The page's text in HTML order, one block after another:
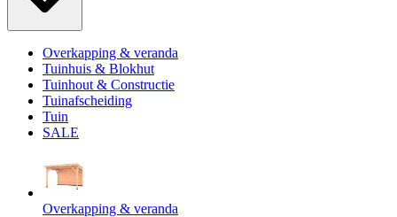
Overkapping & veranda
Tuinhuis & Blokhut
Tuinhout & Constructie
Tuinafscheiding
Tuin
SALE
Overkapping & veranda